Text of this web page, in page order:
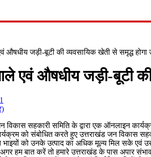
जड़ी-बूटी की व्यवसायिक खेती से समृद्ध होगा
एवं औषधीय जड़ी-बूटी की
विकास सहकारी समिति के द्वारा एक ऑनलाइन
को संबोधित करते हुए उत्तराखंड जन विकास
भाइयों को उनके उत्पाद का अधिक मूल्य मिल सके
हम बात करें तो हमारे उत्तराखंड के पास अपार